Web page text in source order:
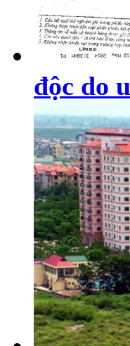
độc do